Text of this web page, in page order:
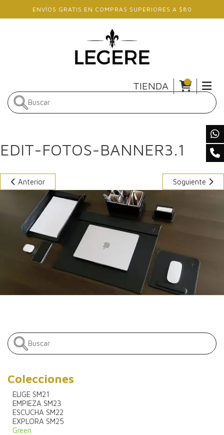
Skip to main content
ENVÍOS GRATIS EN COMPRAS SUPERIORES A $80
TIENDA
EDIT-FOTOS-BANNER3.1
Anterior Soguiente
Colecciones
ELIGE SM21
EMPIEZA SM23
ESCUCHA SM22
EXPLORA SM25
Green